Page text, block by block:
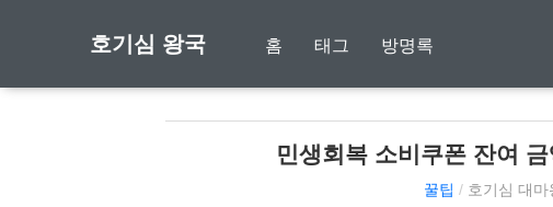
호기심 왕국 홈 태그 방명록
민생회복 소비쿠폰 잔여
꿀팁 / 호기심 대마